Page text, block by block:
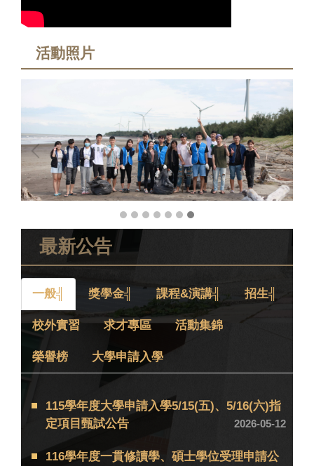
活動照片
最新公告
一般╣ 獎學金╣ 課程&演講╣ 招生╣
校外實習 求才專區 活動集錦
榮譽榜 大學申請入學
115學年度大學申請入學5/15(五)、5/16(六)指
定項目甄試公告
2026-05-12
116學年度一貫修讀學、碩士學位受理申請公